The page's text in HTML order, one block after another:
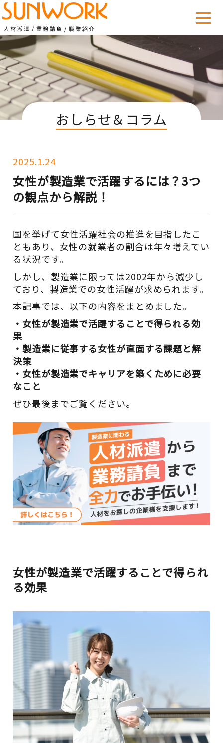
おしらせ＆コラム
2025.1.24
女性が製造業で活躍するには？3つ
の観点から解説！
国を挙げて女性活躍社会の推進を目指したこ
ともあり、女性の就業者の割合は年々増えてい
る状況です。
しかし、製造業に限っては2002年から減少し
ており、製造業での女性活躍が求められます。
本記事では、以下の内容をまとめました。
・女性が製造業で活躍することで得られる効
果
・製造業に従事する女性が直面する課題と解
決策
・女性が製造業でキャリアを築くために必要
なこと
ぜひ最後までご覧ください。
女性が製造業で活躍することで得られ
る効果